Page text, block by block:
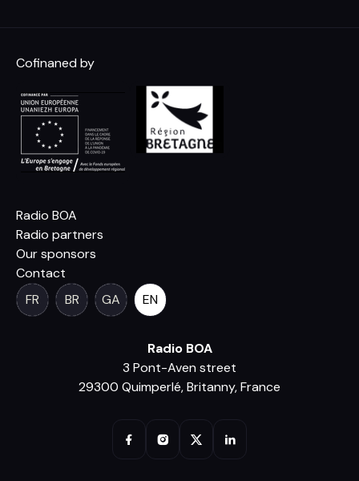
Cofinaned by
Radio BOA
Radio partners
Our sponsors
Contact
FR
BR GA EN
Radio BOA
3 Pont-Aven street
29300 Quimperlé, Britanny, France